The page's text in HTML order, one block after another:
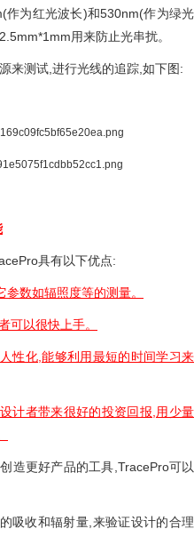
作为红光波长)和530nm(作为绿光
用来防止光串扰。
来测试,进行光线的追踪,如下图:
具有以下优点:
数如辐照度等的测量。
可以很快上手。
性化,能够利用最短的时间学习来
计者带来很好的投资回报,用少量
造更好产品的工具,TracePro可以
吸收和辐射量,来验证设计的合理